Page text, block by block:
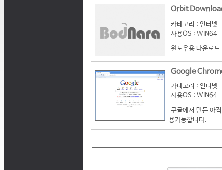
Orbit
카테고리 : 인터넷
사용OS : WIN64
윈도우용 다운로
Google
카테고리 : 인터넷
사용OS : WIN64
구글에서 만든 아
용가능합니다.